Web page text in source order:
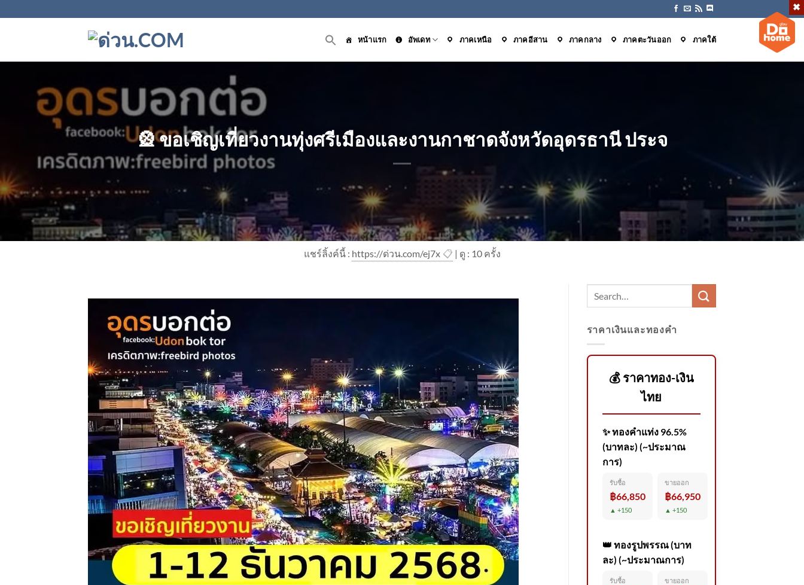
ไป
หน้าแรก อัพเดท ภาคเหนือ ภาคอีสาน ภาคกลาง ภาคตะวันออก ภาคใต้
🎡 ขอเชิญเที่ยวงานทุ่งศรีเมืองและงานกาชาดจังหวัดอุดรธานี ประจ
แชร์ลิ้งค์นี้ : https://ด่วน.com/ej7x 📋 | ดู : 10ครั้ง
ราคาเงินและทองคำ
💰 ราคาทอง-เงิน
ไทย
✨ ทองคำแท่ง 96.5%
(บาทละ) (~ประมาณ
การ)
รับซื้อ
฿66,850
▲ +150
ขายออก
฿66,950
▲ +150
👑 ทองรูปพรรณ (บาท
ละ) (~ประมาณการ)
รับซื้อ ขายออก